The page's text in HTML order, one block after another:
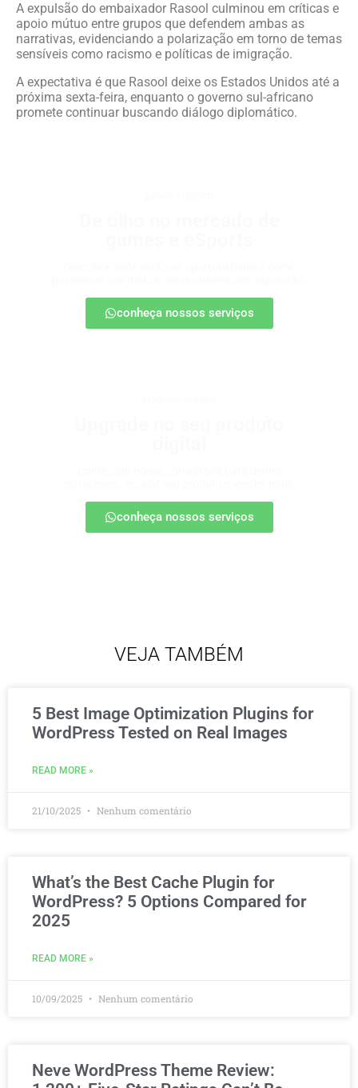
A expulsão do embaixador Rasool culminou em críticas e
apoio mútuo entre grupos que defendem ambas as
narrativas, evidenciando a polarização em torno de temas
sensíveis como racismo e políticas de imigração.
A expectativa é que Rasool deixe os Estados Unidos até a
próxima sexta-feira, enquanto o governo sul-africano
promete continuar buscando diálogo diplomático.
conheça nossos serviços
conheça nossos serviços
VEJA TAMBÉM
5 Best Image Optimization Plugins for
WordPress Tested on Real Images
READ MORE »
21/10/2025 Nenhum comentário
What’s the Best Cache Plugin for
WordPress? 5 Options Compared for
2025
READ MORE »
10/09/2025 Nenhum comentário
Neve WordPress Theme Review: